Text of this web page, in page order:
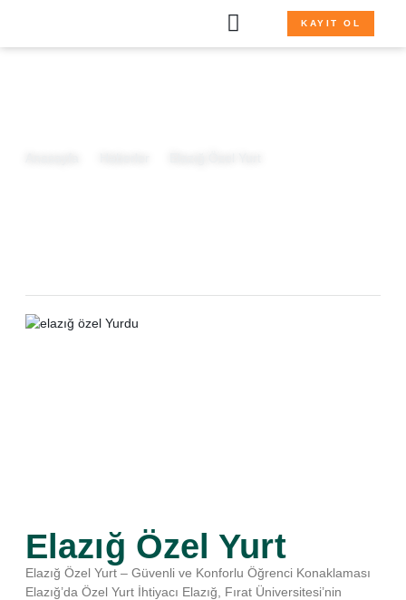
KAYIT OL
Elazığ Özel Yurt
Elazığ Özel Yurt – Güvenli ve Konforlu Öğrenci Konaklaması
Elazığ’da Özel Yurt İhtiyacı Elazığ, Fırat Üniversitesi’nin